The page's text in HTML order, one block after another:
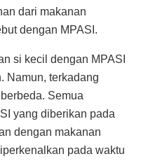
dari makanan
dengan MPASI.
si kecil dengan MPASI
Namun, terkadang
Semua
yang diberikan pada
dengan makanan
pada waktu